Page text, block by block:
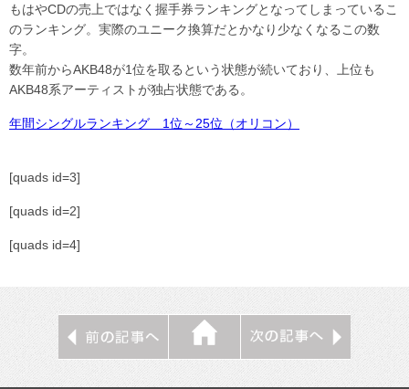
もはやCDの売上ではなく握手券ランキングとなってしまっているこ
のランキング。実際のユニーク換算だとかなり少なくなるこの数
字。
数年前からAKB48が1位を取るという状態が続いており、上位も
AKB48系アーティストが独占状態である。
年間シングルランキング 1位～25位（オリコン）
[quads id=3]
[quads id=2]
[quads id=4]